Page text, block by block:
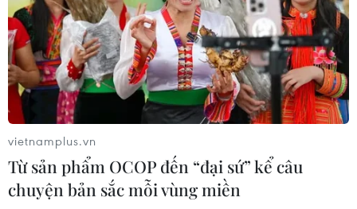
vietnamplus.vn
Từ sản phẩm OCOP đến “đại sứ” kể câu
chuyện bản sắc mỗi vùng miền